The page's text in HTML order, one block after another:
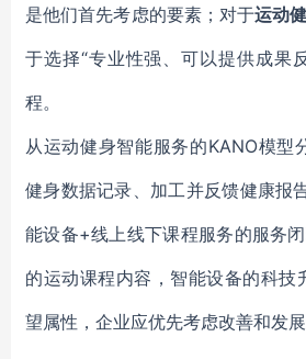
是他们首先考虑的要素；对于运动
于选择“专业性强、可以提供成果
程。
从运动健身智能服务的KANO模型
健身数据记录、加工并反馈健康报
能设备+线上线下课程服务的服务
的运动课程内容，智能设备的科技
望属性，企业应优先考虑改善和发展